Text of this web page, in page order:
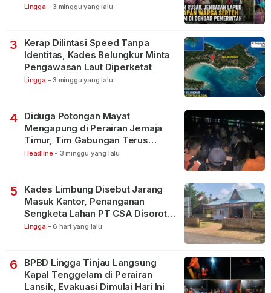
Lingga - 3 minggu yang lalu
3
Kerap Dilintasi Speed Tanpa
Identitas, Kades Belungkur Minta
Pengawasan Laut Diperketat
Lingga - 3 minggu yang lalu
4
Diduga Potongan Mayat
Mengapung di Perairan Jemaja
Timur, Tim Gabungan Terus
Lakukan Pencarian
Headline - 3 minggu yang lalu
5
Kades Limbung Disebut Jarang
Masuk Kantor, Penanganan
Sengketa Lahan PT CSA Disorot
Warga
Lingga - 6 hari yang lalu
6
BPBD Lingga Tinjau Langsung
Kapal Tenggelam di Perairan
Lansik, Evakuasi Dimulai Hari Ini